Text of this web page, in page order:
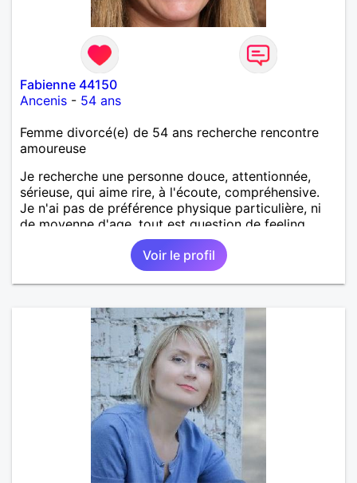
Fabienne 44150
Ancenis - 54 ans
Femme divorcé(e) de 54 ans recherche rencontre
amoureuse
Je recherche une personne douce, attentionnée,
sérieuse, qui aime rire, à l'écoute, compréhensive.
Je n'ai pas de préférence physique particulière, ni
de moyenne d'age, tout est question de feeling.
Voir le profil